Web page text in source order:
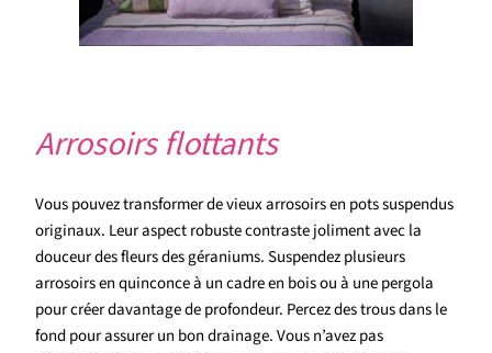
Arrosoirs flottants
Vous pouvez transformer de vieux arrosoirs en pots suspendus
originaux. Leur aspect robuste contraste joliment avec la
douceur des fleurs des géraniums. Suspendez plusieurs
arrosoirs en quinconce à un cadre en bois ou à une pergola
pour créer davantage de profondeur. Percez des trous dans le
fond pour assurer un bon drainage. Vous n’avez pas